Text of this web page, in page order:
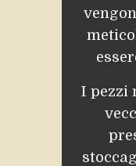
I pezzi